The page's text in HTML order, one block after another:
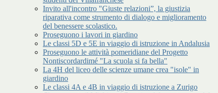
Invito all'incontro "Giuste relazioni”, la giustizia
riparativa come strumento di dialogo e miglioramento
del benessere scolastico.
Proseguono i lavori in giardino
Le classi 5D e 5E in viaggio di istruzione in Andalusia
Proseguono le attività pomeridiane del Progetto
Nontiscordardimé "La scuola si fa bella"
La 4H del liceo delle scienze umane crea "isole" in
giardino
Le classi 4A e 4B in viaggio di istruzione a Zurigo